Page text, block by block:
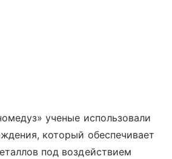
ученые использовали
который обеспечивает
под воздействием